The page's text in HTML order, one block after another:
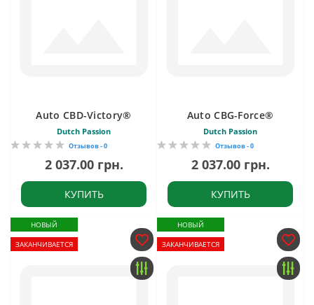
Auto CBD-Victory®
Dutch Passion
Отзывов - 0
2 037.00 грн.
КУПИТЬ
Auto CBG-Force®
Dutch Passion
Отзывов - 0
2 037.00 грн.
КУПИТЬ
НОВЫЙ
ЗАКАНЧИВАЕТСЯ
НОВЫЙ
ЗАКАНЧИВАЕТСЯ